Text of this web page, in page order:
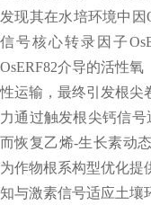
发现其在水培环境中因
信号核心转录因子
OsERF82介导的活性
性运输，最终引发根尖
力通过触发根尖钙信号
而恢复乙烯-生长素动
为作物根系构型优化提
知与激素信号适应土壤